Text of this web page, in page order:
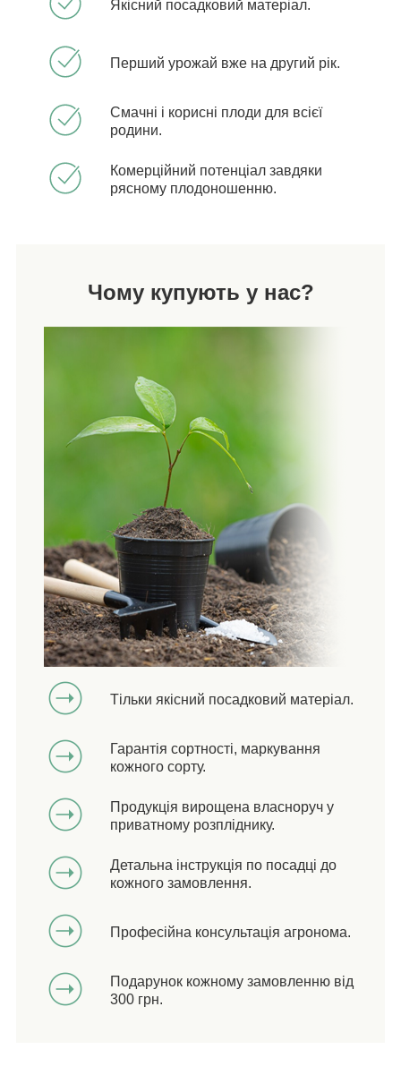
Якісний посадковий матеріал.
Перший урожай вже на другий рік.
Смачні і корисні плоди для всієї
родини.
Комерційний потенціал завдяки
рясному плодоношенню.
Чому купують у нас?
Тільки якісний посадковий матеріал.
Гарантія сортності, маркування
кожного сорту.
Продукція вирощена власноруч у
приватному розпліднику.
Детальна інструкція по посадці до
кожного замовлення.
Професійна консультація агронома.
Подарунок кожному замовленню від
300 грн.